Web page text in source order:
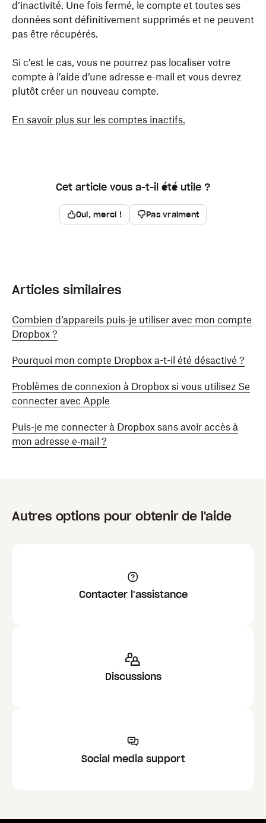
d’inactivité. Une fois fermé, le compte et toutes ses
données sont définitivement supprimés et ne peuvent
pas être récupérés.
Si c’est le cas, vous ne pourrez pas localiser votre
compte à l’aide d’une adresse e-mail et vous devrez
plutôt créer un nouveau compte.
En savoir plus sur les comptes inactifs.
Cet article vous a-t-il été utile ?
Oui, merci ! Pas vraiment
Articles similaires
Combien d’appareils puis-je utiliser avec mon compte
Dropbox ?
Pourquoi mon compte Dropbox a-t-il été désactivé ?
Problèmes de connexion à Dropbox si vous utilisez Se
connecter avec Apple
Puis-je me connecter à Dropbox sans avoir accès à
mon adresse e‑mail ?
Autres options pour obtenir de l'aide
Contacter l'assistance
Discussions
Social media support